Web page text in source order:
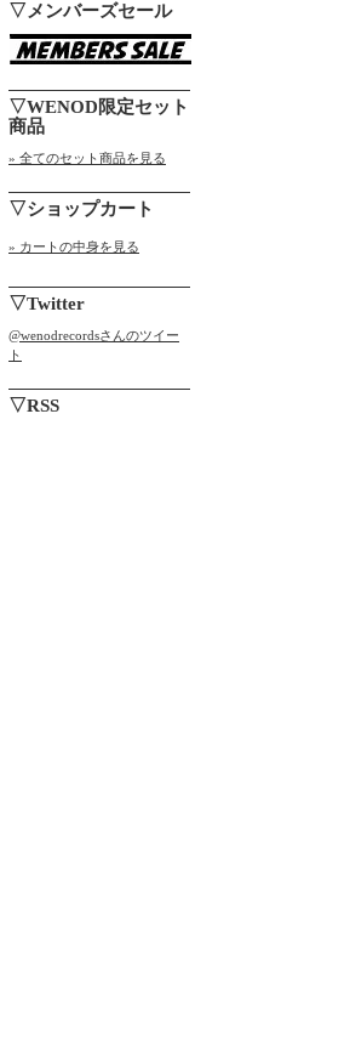
▽メンバーズセール
▽WENOD限定セット
商品
» 全てのセット商品を見る
▽ショップカート
» カートの中身を見る
▽Twitter
@wenodrecordsさんのツイー
ト
▽RSS